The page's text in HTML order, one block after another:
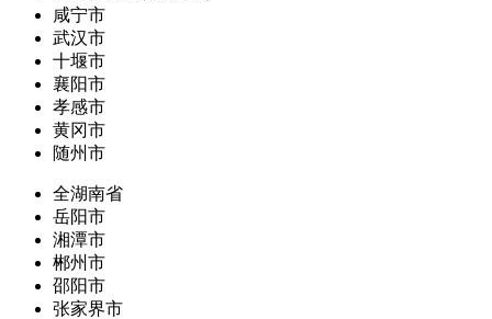
咸宁市
武汉市
十堰市
襄阳市
孝感市
黄冈市
随州市
全湖南省
岳阳市
湘潭市
郴州市
邵阳市
张家界市